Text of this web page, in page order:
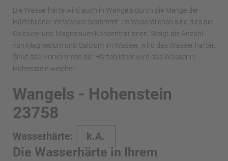
Die Wasserhärte wird auch in Wangels durch die Menge der
Härtebildner im Wasser bestimmt. Im Wesentlichen sind dies die
Calcium- und Magnesium-Konzentrationen. Steigt die Anzahl
von Magnesium und Calcium im Wasser, wird das Wasser härter.
Sinkt das Vorkommen der Härtebildner wird das Wasser in
Hohenstein weicher.
Wangels - Hohenstein
23758
Wasserhärte: k.A.
Die Wasserhärte in Ihrem